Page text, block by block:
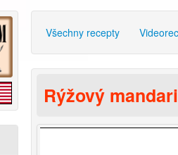
Všechny recepty
Rýžový